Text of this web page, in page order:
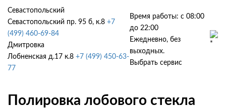
Севастопольский
Севастопольский пр. 95 б, к.8 +7
(499) 460-69-84
Дмитровка
Лобненская д.17 к.8 +7 (499) 450-63-
77
Время работы: с 08:00
до 22:00
Ежедневно, без
выходных.
Выбрать сервис
Полировка лобового стекла